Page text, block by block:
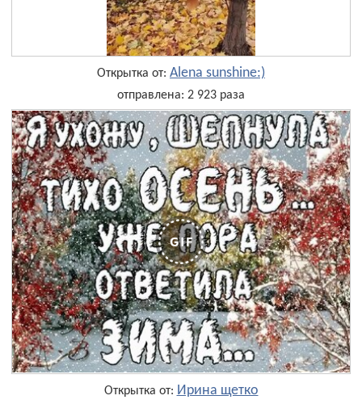
Открытка от: Alena sunshine:)
отправлена: 2 923 раза
Открытка от: Ирина щетко